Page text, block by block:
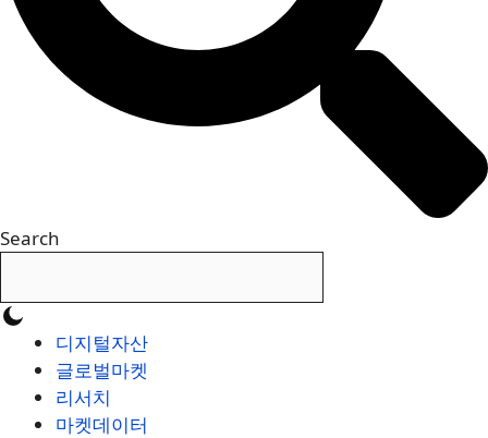
Search
디지털자산
글로벌마켓
리서치
마켓데이터